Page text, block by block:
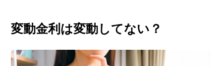
変動金利は変動してない？